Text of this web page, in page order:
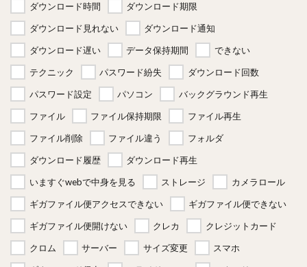
ダウンロード時間
ダウンロード期限
ダウンロード見れない
ダウンロード通知
ダウンロード遅い
データ保持期間
できない
テクニック
パスワード紛失
ダウンロード回数
パスワード設定
パソコン
バックグラウンド再生
ファイル
ファイル保持期限
ファイル再生
ファイル削除
ファイル違う
フォルダ
ダウンロード履歴
ダウンロード再生
いますぐwebで中身を見る
ストレージ
カメラロール
ギガファイル便アクセスできない
ギガファイル便できない
ギガファイル便開けない
クレカ
クレジットカード
クロム
サーバー サイズ変更
スマホ